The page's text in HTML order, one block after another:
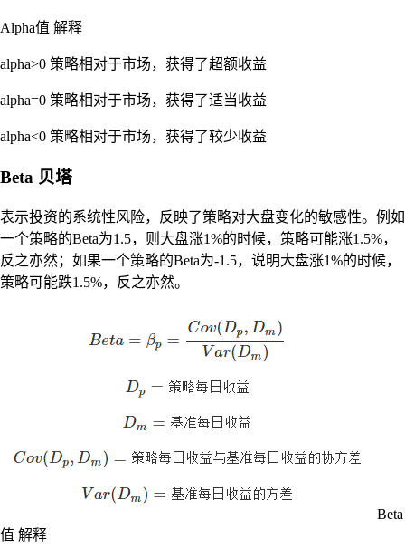
Alpha值 解释
alpha>0 策略相对于市场，获得了超额收益
alpha=0 策略相对于市场，获得了适当收益
alpha<0 策略相对于市场，获得了较少收益
Beta 贝塔
表示投资的系统性风险，反映了策略对大盘变化的敏感性。例如
一个策略的Beta为1.5，则大盘涨1%的时候，策略可能涨1.5%，
反之亦然；如果一个策略的Beta为-1.5，说明大盘涨1%的时候，
策略可能跌1.5%，反之亦然。
Beta
值 解释